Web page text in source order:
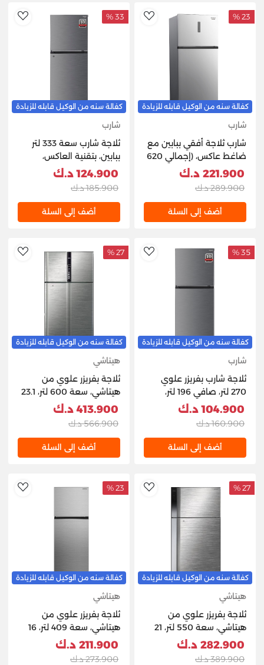
AddToWishlist
23 %
كفالة سنه من الوكيل قابله للزيادة
شارب
شارب ثلاجة أفقي ببابين مع
ضاغط عاكس، (إجمالي 620
لترًا / صافي 479 لترًا) -
ستانلس ستيل
221.900 د.ك
289.900 د.ك
أضف إلى السلة
33 %
كفالة سنه من الوكيل قابله للزيادة
شارب
ثلاجة شارب سعة 333 لتر
ببابين، بتقنية العاكس،
مصنوعة من الفولاذ
124.900 د.ك
185.900 د.ك
أضف إلى السلة
AddToWishlist
35 %
كفالة سنه من الوكيل قابله للزيادة
شارب
ثلاجة شارب بفريزر علوي
270 لتر، صافي 196 لتر،
أنفرتر، ستانلس ستيل، فضي
104.900 د.ك
160.900 د.ك
أضف إلى السلة
27 %
كفالة سنه من الوكيل قابله للزيادة
هيتاشي
ثلاجة بفريزر علوي من
هيتاشي، سعة 600 لتر، 23.1
قدم مكعب، R-V820PK1K-
413.900 د.ك
566.900 د.ك
أضف إلى السلة
AddToWishlist
27 %
كفالة سنه من الوكيل قابله للزيادة
هيتاشي
ثلاجة بفريزر علوي من
هيتاشي، سعة 550 لتر، 21
قدم مكعب، R-V760PK7K-
282.900 د.ك
389.900 د.ك
23 %
كفالة سنه من الوكيل قابله للزيادة
هيتاشي
ثلاجة بفريزر علوي من
هيتاشي، سعة 409 لتر، 16
قدم مكعب،
211.900 د.ك
273.900 د.ك